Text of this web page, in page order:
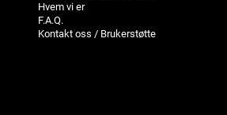
Hvem vi er
F.A.Q.
Kontakt oss / Brukerstøtte